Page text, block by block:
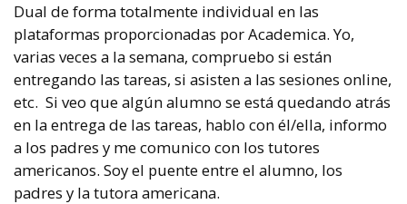
Dual de forma totalmente individual en las
plataformas proporcionadas por Academica. Yo,
varias veces a la semana, compruebo si están
entregando las tareas, si asisten a las sesiones online,
etc. Si veo que algún alumno se está quedando atrás
en la entrega de las tareas, hablo con él/ella, informo
a los padres y me comunico con los tutores
americanos. Soy el puente entre el alumno, los
padres y la tutora americana.